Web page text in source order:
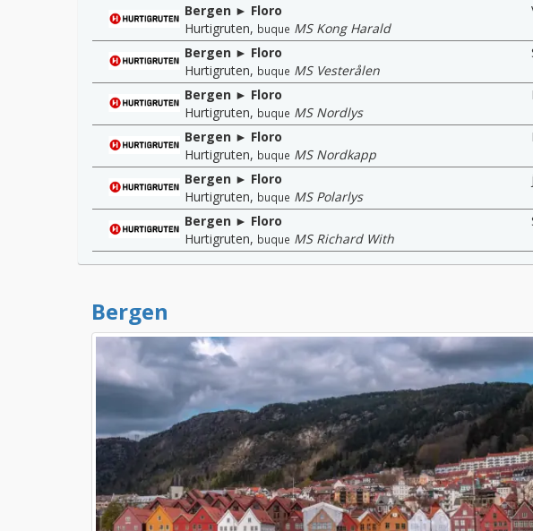
Bergen ► Floro
Hurtigruten, buque MS Kong Harald
Bergen ► Floro
Hurtigruten, buque MS Vesterålen
Bergen ► Floro
Hurtigruten, buque MS Nordlys
Bergen ► Floro
Hurtigruten, buque MS Nordkapp
Bergen ► Floro
Hurtigruten, buque MS Polarlys
Bergen ► Floro
Hurtigruten, buque MS Richard With
Bergen